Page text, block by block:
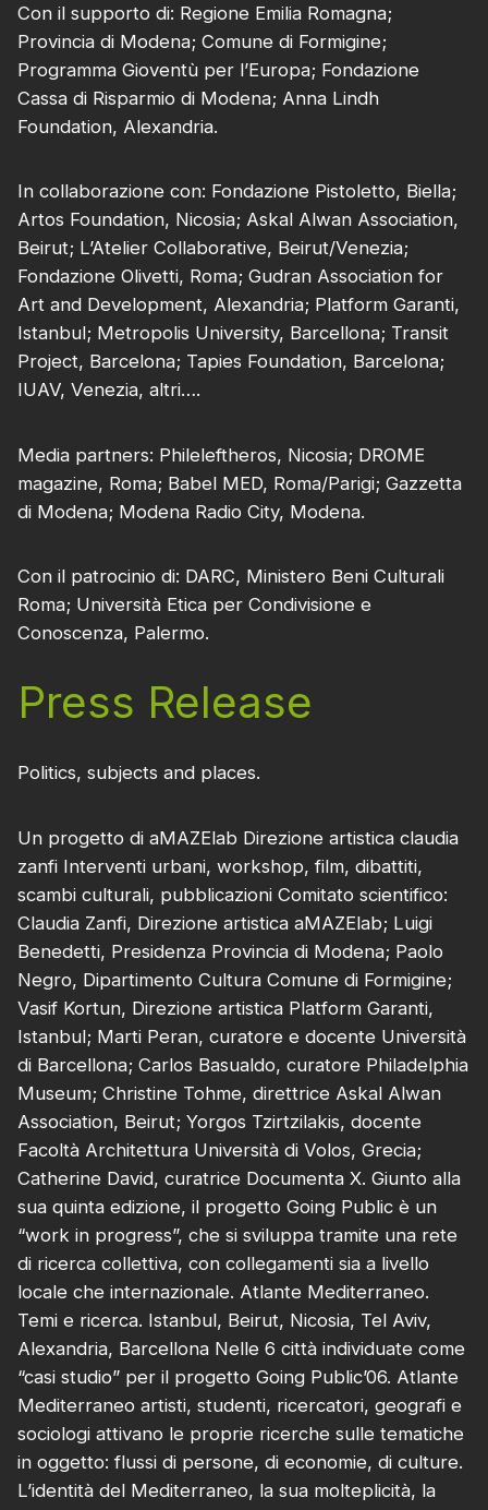
Con il supporto di: Regione Emilia Romagna;
Provincia di Modena; Comune di Formigine;
Programma Gioventù per l’Europa; Fondazione
Cassa di Risparmio di Modena; Anna Lindh
Foundation, Alexandria.
In collaborazione con: Fondazione Pistoletto, Biella;
Artos Foundation, Nicosia; Askal Alwan Association,
Beirut; L’Atelier Collaborative, Beirut/Venezia;
Fondazione Olivetti, Roma; Gudran Association for
Art and Development, Alexandria; Platform Garanti,
Istanbul; Metropolis University, Barcellona; Transit
Project, Barcelona; Tapies Foundation, Barcelona;
IUAV, Venezia, altri….
Media partners: Phileleftheros, Nicosia; DROME
magazine, Roma; Babel MED, Roma/Parigi; Gazzetta
di Modena; Modena Radio City, Modena.
Con il patrocinio di: DARC, Ministero Beni Culturali
Roma; Università Etica per Condivisione e
Conoscenza, Palermo.
Press Release
Politics, subjects and places.
Un progetto di aMAZElab Direzione artistica claudia
zanfi Interventi urbani, workshop, film, dibattiti,
scambi culturali, pubblicazioni Comitato scientifico:
Claudia Zanfi, Direzione artistica aMAZElab; Luigi
Benedetti, Presidenza Provincia di Modena; Paolo
Negro, Dipartimento Cultura Comune di Formigine;
Vasif Kortun, Direzione artistica Platform Garanti,
Istanbul; Marti Peran, curatore e docente Università
di Barcellona; Carlos Basualdo, curatore Philadelphia
Museum; Christine Tohme, direttrice Askal Alwan
Association, Beirut; Yorgos Tzirtzilakis, docente
Facoltà Architettura Università di Volos, Grecia;
Catherine David, curatrice Documenta X. Giunto alla
sua quinta edizione, il progetto Going Public è un
“work in progress”, che si sviluppa tramite una rete
di ricerca collettiva, con collegamenti sia a livello
locale che internazionale. Atlante Mediterraneo.
Temi e ricerca. Istanbul, Beirut, Nicosia, Tel Aviv,
Alexandria, Barcellona Nelle 6 città individuate come
“casi studio” per il progetto Going Public’06. Atlante
Mediterraneo artisti, studenti, ricercatori, geografi e
sociologi attivano le proprie ricerche sulle tematiche
in oggetto: flussi di persone, di economie, di culture.
L’identità del Mediterraneo, la sua molteplicità, la